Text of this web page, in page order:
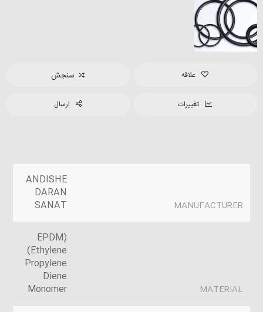
علاقه سنجش
تغییرات ارسال
MANUFACTURER
ANDISHE
DARAN
SANAT
MATERIAL
(EPDM
(Ethylene
Propylene
Diene
Monomer